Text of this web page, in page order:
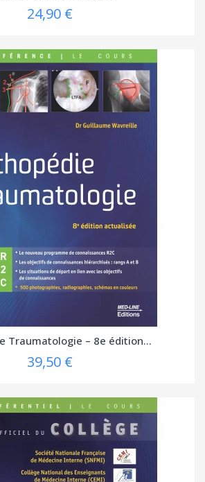
24,90 €
Traumatologie – 8e édition...
39,50 €